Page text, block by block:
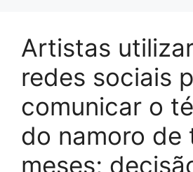
Artistas
redes sociais
comunicar o
do namoro de
meses;